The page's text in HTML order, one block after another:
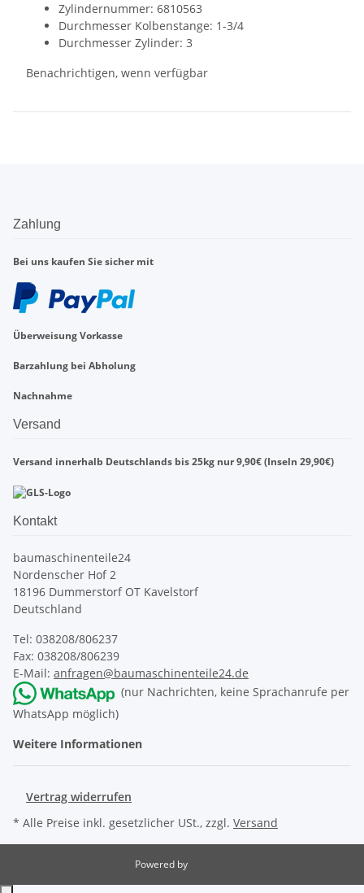
Zylindernummer: 6810563
Durchmesser Kolbenstange: 1-3/4
Durchmesser Zylinder: 3
Benachrichtigen, wenn verfügbar
Zahlung
Bei uns kaufen Sie sicher mit
Überweisung Vorkasse
Barzahlung bei Abholung
Nachnahme
Versand
Versand innerhalb Deutschlands bis 25kg nur 9,90€ (Inseln 29,90€)
Kontakt
baumaschinenteile24
Nordenscher Hof 2
18196 Dummerstorf OT Kavelstorf
Deutschland
Tel: 038208/806237
Fax: 038208/806239
E-Mail: anfragen@baumaschinenteile24.de
(nur Nachrichten, keine Sprachanrufe per
WhatsApp möglich)
Weitere Informationen
Vertrag widerrufen
* Alle Preise inkl. gesetzlicher USt., zzgl. Versand
Powered by